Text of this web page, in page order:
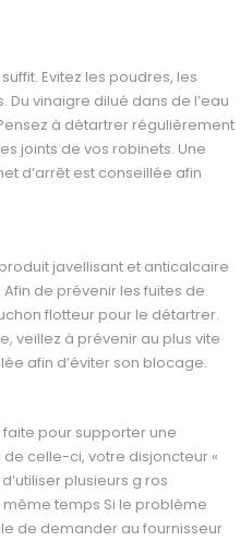
Evitez les poudres, les
vinaigre dilué dans de l’eau
à détartrer régulièrement
joints de vos robinets. Une
d’ar­rêt est conseillée afin
javellisant et anticalcaire
de prévenir les fuites de
flotteur pour le détartrer.
veillez à prévenir au plus vite
afin d’éviter son blocage.
pour supporter une
celle-ci, votre disjoncteur «
plusieurs g ros
temps Si le problème
de demander au fournisseur